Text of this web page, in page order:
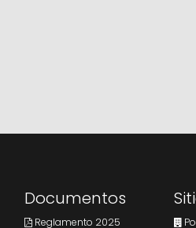
Documentos
Reglamento 2025